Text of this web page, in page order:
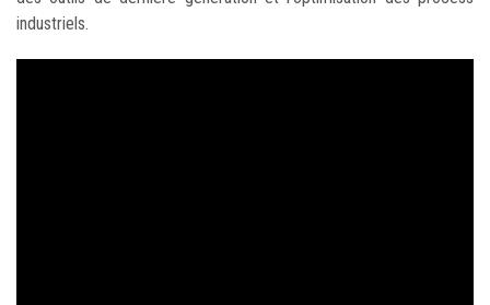
industriels.